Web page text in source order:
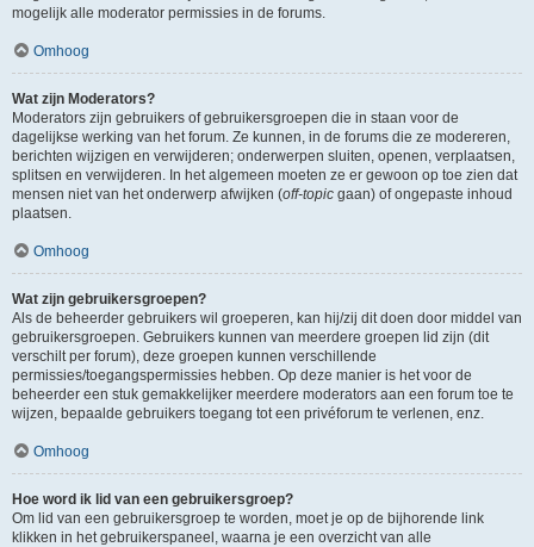
mogelijk alle moderator permissies in de forums.
Omhoog
Wat zijn Moderators?
Moderators zijn gebruikers of gebruikersgroepen die in staan voor de
dagelijkse werking van het forum. Ze kunnen, in de forums die ze modereren,
berichten wijzigen en verwijderen; onderwerpen sluiten, openen, verplaatsen,
splitsen en verwijderen. In het algemeen moeten ze er gewoon op toe zien dat
mensen niet van het onderwerp afwijken (off-topic gaan) of ongepaste inhoud
plaatsen.
Omhoog
Wat zijn gebruikersgroepen?
Als de beheerder gebruikers wil groeperen, kan hij/zij dit doen door middel van
gebruikersgroepen. Gebruikers kunnen van meerdere groepen lid zijn (dit
verschilt per forum), deze groepen kunnen verschillende
permissies/toegangspermissies hebben. Op deze manier is het voor de
beheerder een stuk gemakkelijker meerdere moderators aan een forum toe te
wijzen, bepaalde gebruikers toegang tot een privéforum te verlenen, enz.
Omhoog
Hoe word ik lid van een gebruikersgroep?
Om lid van een gebruikersgroep te worden, moet je op de bijhorende link
klikken in het gebruikerspaneel, waarna je een overzicht van alle